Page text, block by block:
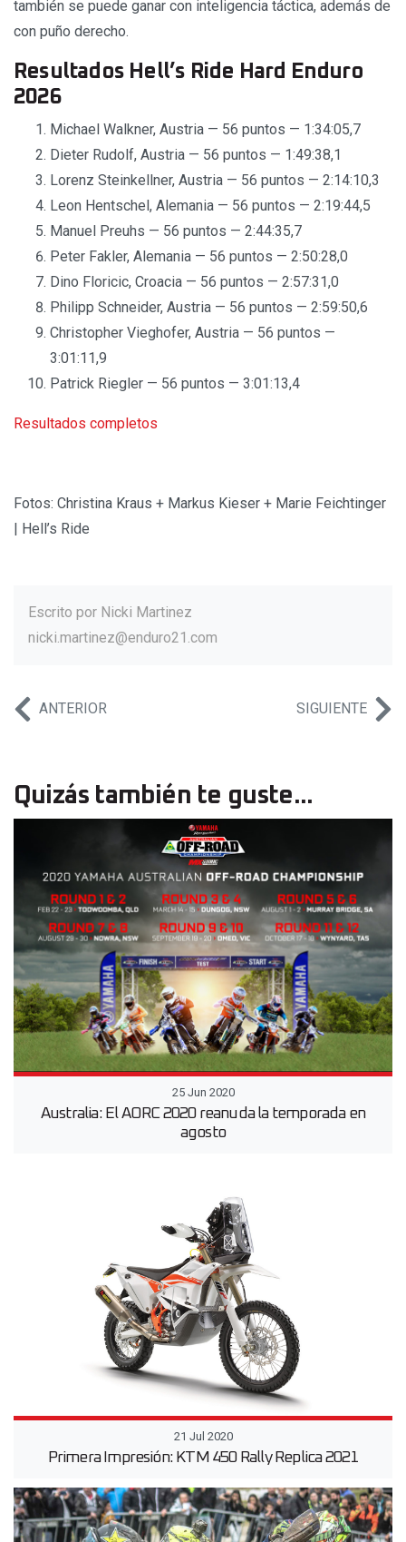
también se puede ganar con inteligencia táctica, además de
con puño derecho.
Resultados Hell’s Ride Hard Enduro
2026
Michael Walkner, Austria — 56 puntos — 1:34:05,7
Dieter Rudolf, Austria — 56 puntos — 1:49:38,1
Lorenz Steinkellner, Austria — 56 puntos — 2:14:10,3
Leon Hentschel, Alemania — 56 puntos — 2:19:44,5
Manuel Preuhs — 56 puntos — 2:44:35,7
Peter Fakler, Alemania — 56 puntos — 2:50:28,0
Dino Floricic, Croacia — 56 puntos — 2:57:31,0
Philipp Schneider, Austria — 56 puntos — 2:59:50,6
Christopher Vieghofer, Austria — 56 puntos —
3:01:11,9
Patrick Riegler — 56 puntos — 3:01:13,4
Resultados completos
Fotos: Christina Kraus + Markus Kieser + Marie Feichtinger
| Hell’s Ride
Escrito por Nicki Martinez
nicki.martinez@enduro21.com
ANTERIOR SIGUIENTE
Quizás también te guste...
25 Jun 2020
Australia: El AORC 2020 reanuda la temporada en
agosto
21 Jul 2020
Primera Impresión: KTM 450 Rally Replica 2021